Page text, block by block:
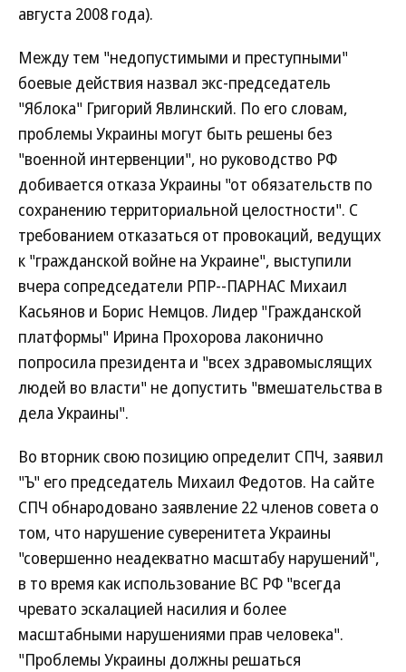
августа 2008 года).
Между тем "недопустимыми и преступными"
боевые действия назвал экс-председатель
"Яблока" Григорий Явлинский. По его словам,
проблемы Украины могут быть решены без
"военной интервенции", но руководство РФ
добивается отказа Украины "от обязательств по
сохранению территориальной целостности". С
требованием отказаться от провокаций, ведущих
к "гражданской войне на Украине", выступили
вчера сопредседатели РПР--ПАРНАС Михаил
Касьянов и Борис Немцов. Лидер "Гражданской
платформы" Ирина Прохорова лаконично
попросила президента и "всех здравомыслящих
людей во власти" не допустить "вмешательства в
дела Украины".
Во вторник свою позицию определит СПЧ, заявил
"Ъ" его председатель Михаил Федотов. На сайте
СПЧ обнародовано заявление 22 членов совета о
том, что нарушение суверенитета Украины
"совершенно неадекватно масштабу нарушений",
в то время как использование ВС РФ "всегда
чревато эскалацией насилия и более
масштабными нарушениями прав человека".
"Проблемы Украины должны решаться